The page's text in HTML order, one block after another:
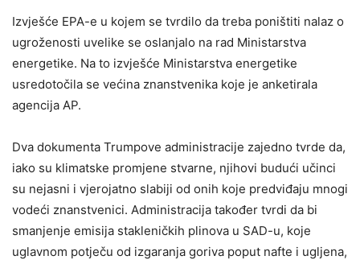
Izvješće EPA-e u kojem se tvrdilo da treba poništiti nalaz o
ugroženosti uvelike se oslanjalo na rad Ministarstva
energetike. Na to izvješće Ministarstva energetike
usredotočila se većina znanstvenika koje je anketirala
agencija AP.
Dva dokumenta Trumpove administracije zajedno tvrde da,
iako su klimatske promjene stvarne, njihovi budući učinci
su nejasni i vjerojatno slabiji od onih koje predviđaju mnogi
vodeći znanstvenici. Administracija također tvrdi da bi
smanjenje emisija stakleničkih plinova u SAD-u, koje
uglavnom potječu od izgaranja goriva poput nafte i ugljena,